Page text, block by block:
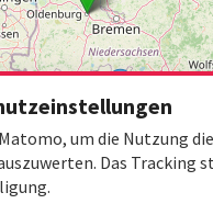
um die Nutzung
Das Tracking